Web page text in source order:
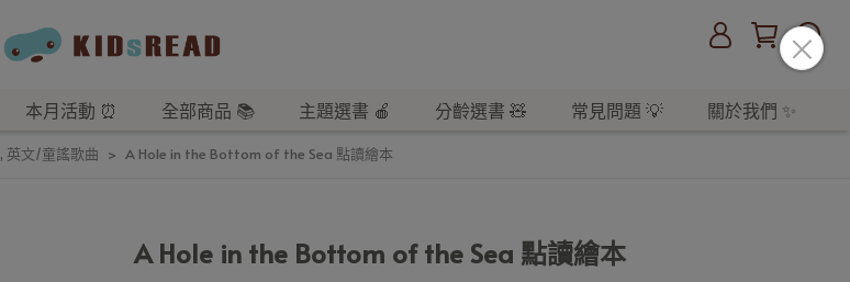
本月活動 ⏰ 全部商品 📚 主題選書 🍎 分齡選書 🧸 常見問題 💡 關於我們 ✨
, 英文/童謠歌曲 A Hole in the Bottom of the Sea 點讀繪本
A Hole in the Bottom of the Sea 點讀繪本